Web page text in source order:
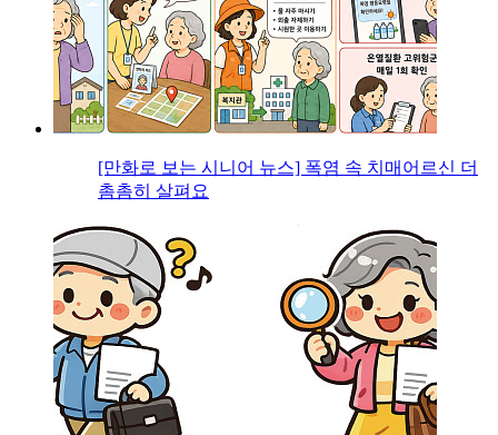
[만화로 보는 시니어 뉴스] 폭염 속 치매어르신 더
촘촘히 살펴요